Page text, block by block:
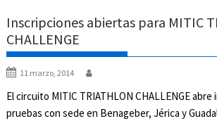
Inscripciones abiertas para MITIC
CHALLENGE
11 marzo, 2014
El circuito MITIC TRIATHLON CHALLENGE
pruebas con sede en Benageber, Jérica y